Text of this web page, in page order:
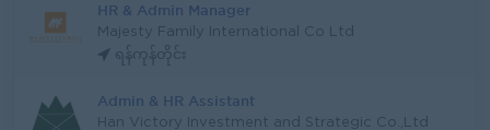
HR & Admin Manager
Majesty Family International Co Ltd
ရန်ကုန်တိုင်း
Admin & HR Assistant
Han Victory Investment and Strategic Co.,Ltd